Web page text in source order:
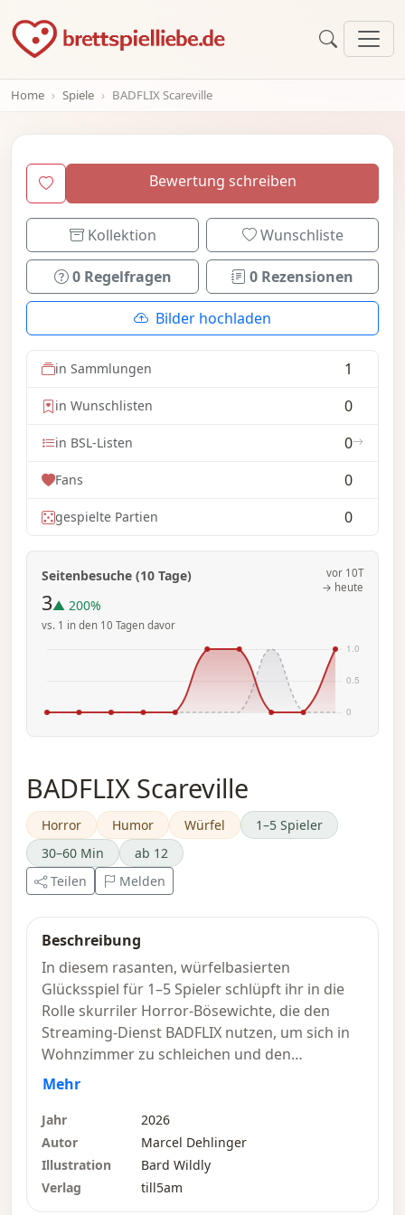
Home Spiele BADFLIX Scareville
Bewertung schreiben
Kollektion Wunschliste
0 Regelfragen 0 Rezensionen
Bilder hochladen
in Sammlungen 1
in Wunschlisten 0
in BSL-Listen 0
Fans 0
gespielte Partien 0
Seitenbesuche (10 Tage)
3▲ 200%
vs. 1 in den 10 Tagen davor
vor 10T
→ heute
BADFLIX Scareville
Horror Humor Würfel
1–5 Spieler
30–60 Min
ab 12
Teilen
Melden
Beschreibung
In diesem rasanten, würfelbasierten
Glücksspiel für 1–5 Spieler schlüpft ihr in die
Rolle skurriler Horror-Bösewichte, die den
Streaming-Dienst BADFLIX nutzen, um sich in
Wohnzimmer zu schleichen und den
Filmzuschauern den Schrecken ihres Lebens
Fernsehbildschirme entführen und in die Welt
des Horrors zerren: Scareville.
Die Spieler treten in einem Wettrennen durch
Mehr
Jahr
2026
Autor
Marcel Dehlinger
Illustration
Bard Wildly
Verlag
till5am